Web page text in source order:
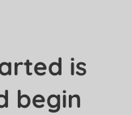
is
begin